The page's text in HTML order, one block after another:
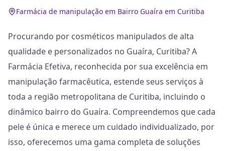
Farmácia de manipulação em Bairro Guaíra em Curitiba
Procurando por cosméticos manipulados de alta
qualidade e personalizados no Guaíra, Curitiba? A
Farmácia Efetiva, reconhecida por sua excelência em
manipulação farmacêutica, estende seus serviços à
toda a região metropolitana de Curitiba, incluindo o
dinâmico bairro do Guaíra. Compreendemos que cada
pele é única e merece um cuidado individualizado, por
isso, oferecemos uma gama completa de soluções